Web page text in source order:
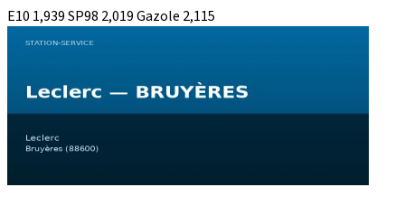
E10 1,939SP98 2,019Gazole 2,115